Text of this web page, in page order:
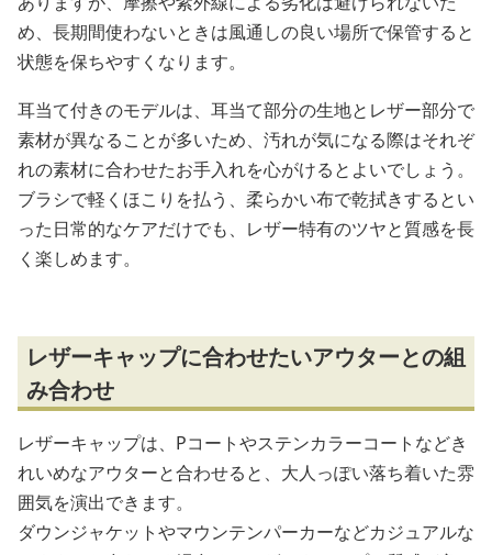
め、長期間使わないときは風通しの良い場所で保管すると
状態を保ちやすくなります。
耳当て付きのモデルは、耳当て部分の生地とレザー部分で
素材が異なることが多いため、汚れが気になる際はそれぞ
れの素材に合わせたお手入れを心がけるとよいでしょう。
ブラシで軽くほこりを払う、柔らかい布で乾拭きするとい
った日常的なケアだけでも、レザー特有のツヤと質感を長
く楽しめます。
レザーキャップに合わせたいアウターとの組
み合わせ
レザーキャップは、Pコートやステンカラーコートなどき
れいめなアウターと合わせると、大人っぽい落ち着いた雰
囲気を演出できます。
ダウンジャケットやマウンテンパーカーなどカジュアルな